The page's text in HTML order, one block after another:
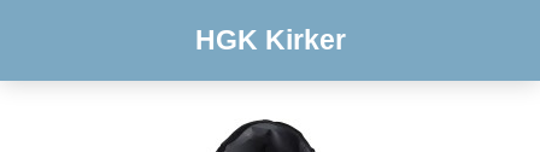
HGK Kirker